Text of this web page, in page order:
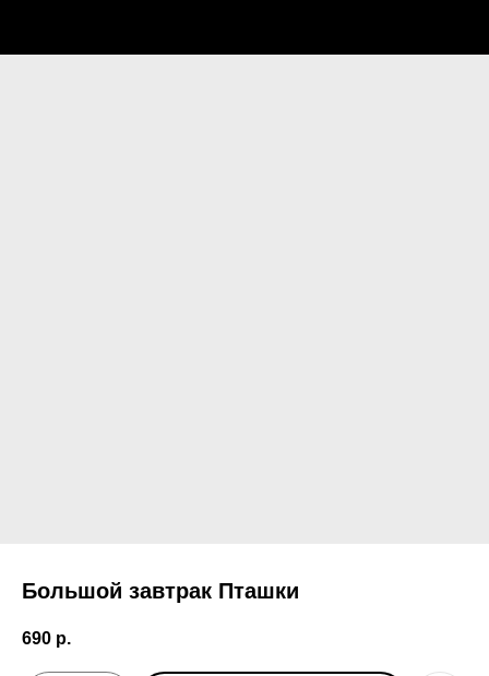
Большой завтрак Пташки
690 р.